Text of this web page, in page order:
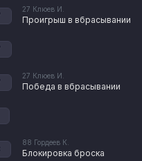
27 Клюев И.
Проигрыш в вбрасывании
27 Клюев И.
Победа в вбрасывании
88 Гордеев К.
Блокировка броска